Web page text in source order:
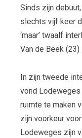
Sinds zijn
slechts vijf keer
‘maar’ twaalf
Van de Beek
In zijn tweede
vond
ruimte te maken
zijn voorkeur
Lodeweges zijn